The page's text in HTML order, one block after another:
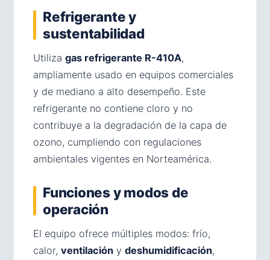
Refrigerante y
sustentabilidad
Utiliza gas refrigerante R-410A,
ampliamente usado en equipos comerciales
y de mediano a alto desempeño. Este
refrigerante no contiene cloro y no
contribuye a la degradación de la capa de
ozono, cumpliendo con regulaciones
ambientales vigentes en Norteamérica.
Funciones y modos de
operación
El equipo ofrece múltiples modos: frío,
calor, ventilación y deshumidificación,